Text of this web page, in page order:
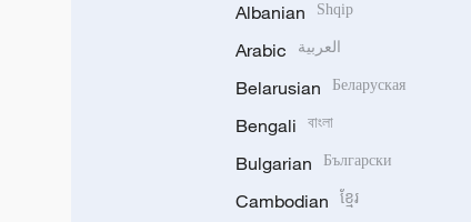
Albanian Shqip
Arabic العربية
Belarusian Беларуская
Bengali বাংলা
Bulgarian Български
Cambodian ខ្មែរ